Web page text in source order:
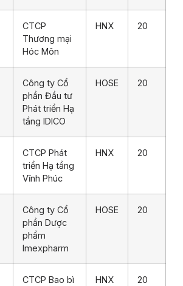
CTCP
Thương mại
Hóc Môn
HNX 20
Công ty Cổ
phần Đầu tư
Phát triển Hạ
tầng IDICO
HOSE 20
CTCP Phát
triển Hạ tầng
Vĩnh Phúc
HNX 20
Công ty Cổ
phần Dược
phẩm
Imexpharm
HOSE 20
CTCP Bao bì
HNX 20